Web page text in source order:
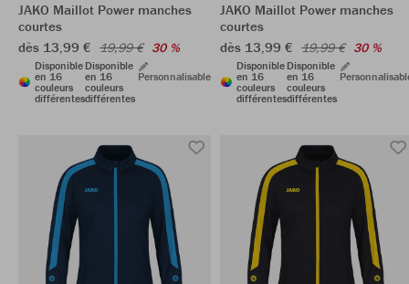
JAKO Maillot Power manches
courtes
dès 13,99 € 19,99 € 30 %
Disponible
en 16
couleurs
différentes
Disponible
en 16
couleurs
différentes
Personnalisable
JAKO Maillot Power manches
courtes
dès 13,99 € 19,99 € 30 %
Disponible
en 16
couleurs
différentes
Disponible
en 16
couleurs
différentes